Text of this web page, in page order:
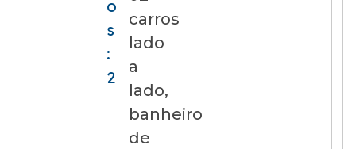
o
s
:
2
carros
lado
a
lado,
banheiro
de